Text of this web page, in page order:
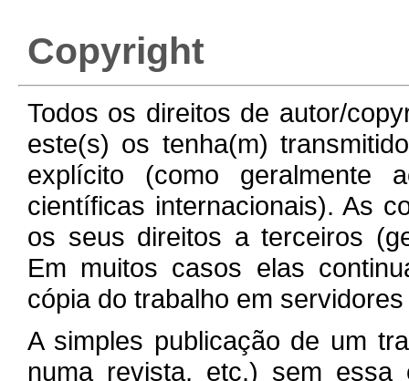
Copyright
Todos os direitos de autor/
este(s) os tenha(m)
explícito (como geralmente
científicas internacionais). As
os seus direitos a terceiros
Em muitos casos elas
cópia do trabalho em
A simples publicação de um
numa revista, etc.) sem essa